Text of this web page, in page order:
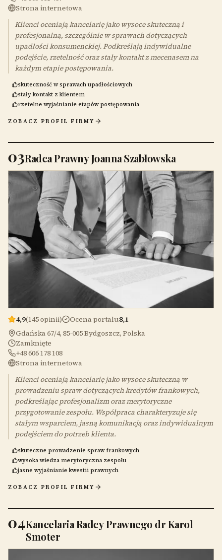
Strona internetowa
Klienci oceniają kancelarię jako wysoce skuteczną i
profesjonalną, szczególnie w sprawach dotyczących
upadłości konsumenckiej. Podkreślają indywidualne
podejście, rzetelność oraz stały kontakt z mecenasem na
każdym etapie postępowania.
skuteczność w sprawach upadłościowych
stały kontakt z klientem
rzetelne wyjaśnianie etapów postępowania
ZOBACZ PROFIL FIRMY
03Radca Prawny Joanna Szabłowska
4,9(145 opinii) Ocena portalu8,1
Gdańska 67/4, 85-005 Bydgoszcz, Polska
Zamknięte
+48 606 178 108
Strona internetowa
Klienci oceniają kancelarię jako wysoce skuteczną w
prowadzeniu spraw dotyczących kredytów frankowych,
podkreślając profesjonalizm oraz merytoryczne
przygotowanie zespołu. Współpraca charakteryzuje się
stałym wsparciem, jasną komunikacją oraz indywidualnym
podejściem do potrzeb klienta.
skuteczne prowadzenie spraw frankowych
wysoka wiedza merytoryczna zespołu
jasne wyjaśnianie kwestii prawnych
ZOBACZ PROFIL FIRMY
04Kancelaria Radcy Prawnego dr Karol
Smoter